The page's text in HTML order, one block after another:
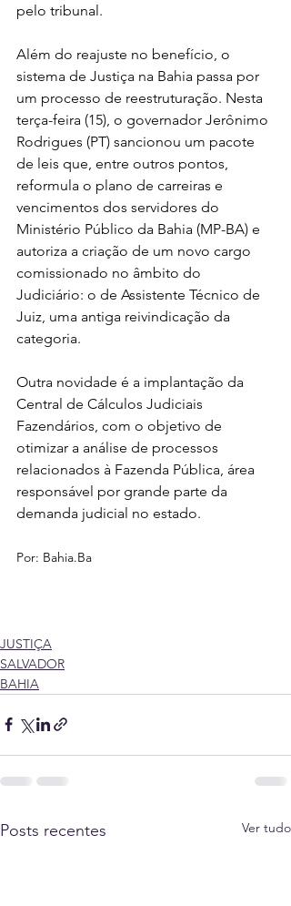
pelo tribunal.
Além do reajuste no benefício, o
sistema de Justiça na Bahia passa por
um processo de reestruturação. Nesta
terça-feira (15), o governador Jerônimo
Rodrigues (PT) sancionou um pacote
de leis que, entre outros pontos,
reformula o plano de carreiras e
vencimentos dos servidores do
Ministério Público da Bahia (MP-BA) e
autoriza a criação de um novo cargo
comissionado no âmbito do
Judiciário: o de Assistente Técnico de
Juiz, uma antiga reivindicação da
categoria.
Outra novidade é a implantação da
Central de Cálculos Judiciais
Fazendários, com o objetivo de
otimizar a análise de processos
relacionados à Fazenda Pública, área
responsável por grande parte da
demanda judicial no estado.
Por: Bahia.Ba
JUSTIÇA
SALVADOR
BAHIA
Posts recentes Ver tudo